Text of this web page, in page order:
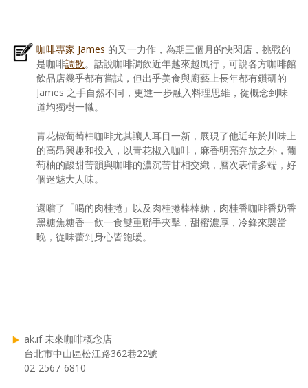
咖啡專家 James 的又一力作，為期三個月的快閃店，挑戰的
是咖啡調飲。話說咖啡調飲近年越來越風行，可說各方咖啡館
飲品店幾乎都有嘗試，但出乎美食與廚藝上長年都有鑽研的
James 之手自然不同，更進一步融入料理思維，從概念到味
道均獨樹一幟。
青花椒葡萄柚咖啡尤其讓人耳目一新，展現了他近年於川味上
的高昂興趣和投入，以青花椒入咖啡，麻香明亮奔放之外，葡
萄柚的酸甜苦韻與咖啡的濃沉苦甘相交織，層次表情多端，好
個迷魅大人味。
還嚐了「喝的肉桂捲」以及肉桂捲棒棒糖，肉桂香咖啡香奶香
黑糖焦糖香一飲一食雙重聯手夾擊，甜蜜濃厚，冷鋒來襲當
晚，從味蕾到身心皆飽暖。
ak.if 未來咖啡概念店
台北市中山區松江路362巷22號
02-2567-6810